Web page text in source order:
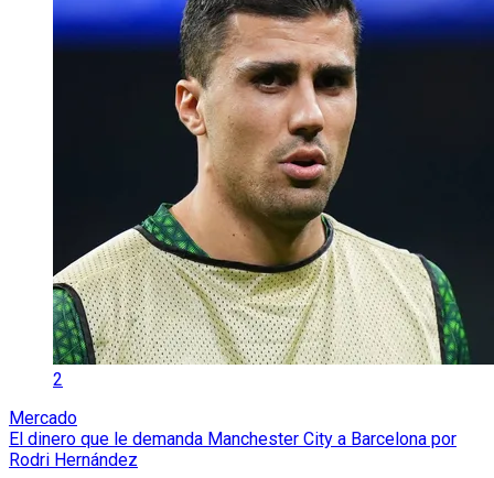
2
Mercado
El dinero que le demanda Manchester City a Barcelona por
Rodri Hernández